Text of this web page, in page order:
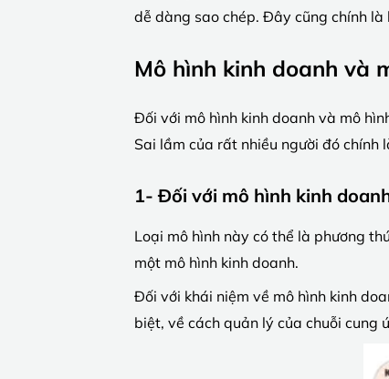
dễ dàng sao chép. Đây cũng chính
Mô hình kinh doanh và
Đối với mô hình kinh doanh và mô
Sai lầm của rất nhiều người đó chính
1- Đối với mô hình kinh
Loại mô hình này có thể là phương
một mô hình kinh doanh.
Đối với khái niệm về mô hình kinh
biệt, về cách quản lý của chuỗi cung